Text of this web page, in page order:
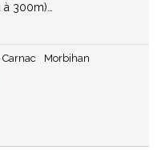
300m)…
Carnac
Morbihan